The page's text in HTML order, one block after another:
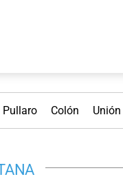
Colón Unión